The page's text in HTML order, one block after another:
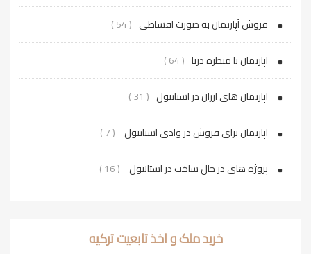
فروش آپارتمان به صورت اقساطی ( 54 )
آپارتمان با منظره دریا ( 64 )
آپارتمان های ارزان در استانبول ( 31 )
آپارتمان برای فروش در وادی استانبول ( 7 )
پروژه‌ های در حال ساخت در استانبول ( 16 )
خرید ملک و اخذ تابعیت ترکیه